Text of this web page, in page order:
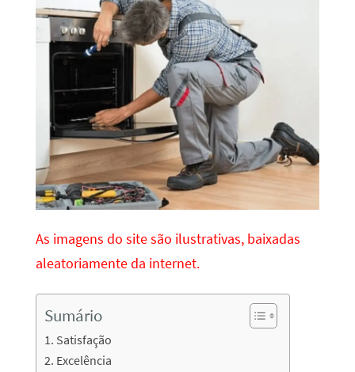
As imagens do site são ilustrativas, baixadas
aleatoriamente da internet.
Sumário
Satisfação
Excelência